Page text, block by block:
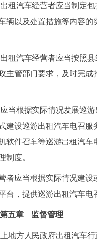
汽车经营者应当制定包
辆以及处置措施等内容的
汽车经营者应当按照县
主管部门要求，及时完成
根据实际情况发展巡游
建设巡游出租汽车电召服
软件召车等巡游出租汽车
制度。
应当根据实际情况建设
台，提供巡游出租汽车电
第五章 监督管理
方人民政府出租汽车行